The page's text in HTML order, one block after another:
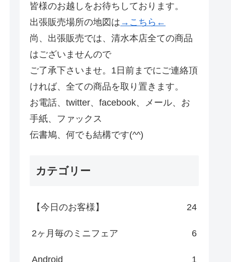
皆様のお越しをお待ちしております。
出張販売場所の地図は →こちら←
尚、出張販売では、清水本店全ての商品
はございませんので
ご了承下さいませ。1日前までにご連絡頂
ければ、全ての商品を取り置きます。
お電話、twitter、facebook、メール、お
手紙、ファックス
伝書鳩、何でも結構です(^^)
カテゴリー
【今日のお客様】 24
2ヶ月毎のミニフェア 6
Android 1